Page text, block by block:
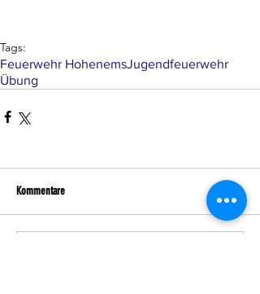
Tags:
Feuerwehr HohenemsJugendfeuerwehr
Übung
Kommentare